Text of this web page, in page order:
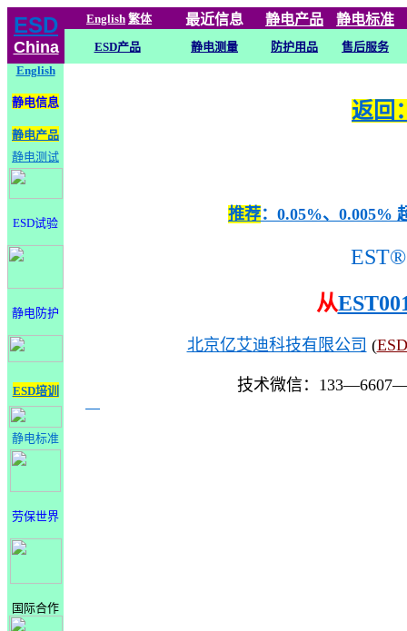
ESD
China
English 繁体 最近信息 静电产品 静电标准
ESD产品 静电测量 防护用品
售后服务
English
静电信息
静电产品
静电测试
ESD试验
静电防护
ESD培训
静电标准
劳保世界
国际合作
返回
推荐：0.05%、0.005%
EST®
从
北京亿艾迪科技有限公司 (
技术微信：